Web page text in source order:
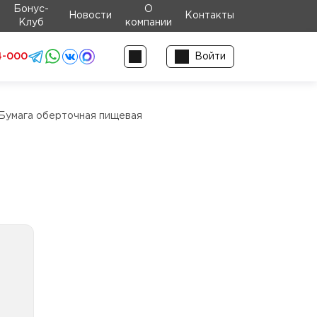
Бонус-
Клуб
Новости
О
компании
Контакты
000 Войти
Бумага оберточная пищевая